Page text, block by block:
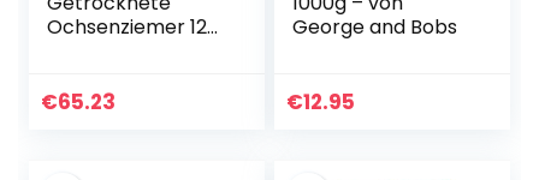
Ochsenziemer 12
Herstellung |
€65.23
George and Bobs
€12.95